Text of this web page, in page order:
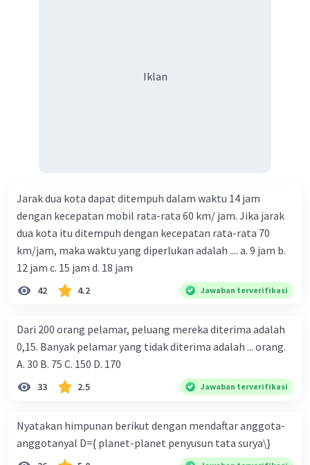
Iklan
Jarak dua kota dapat ditempuh dalam waktu 14 jam
dengan kecepatan mobil rata-rata 60 km/ jam. Jika jarak
dua kota itu ditempuh dengan kecepatan rata-rata 70
km/jam, maka waktu yang diperlukan adalah .... a. 9 jam b.
12 jam c. 15 jam d. 18 jam
42 4.2 Jawaban terverifikasi
Dari 200 orang pelamar, peluang mereka diterima adalah
0,15. Banyak pelamar yang tidak diterima adalah ... orang.
A. 30 B. 75 C. 150 D. 170
33 2.5 Jawaban terverifikasi
Nyatakan himpunan berikut dengan mendaftar anggota-
anggotanyal D={ planet-planet penyusun tata surya\}